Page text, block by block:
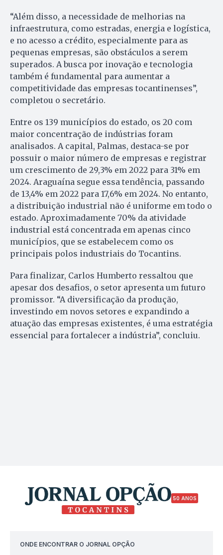
“Além disso, a necessidade de melhorias na
infraestrutura, como estradas, energia e logística,
e no acesso a crédito, especialmente para as
pequenas empresas, são obstáculos a serem
superados. A busca por inovação e tecnologia
também é fundamental para aumentar a
competitividade das empresas tocantinenses”,
completou o secretário.
Entre os 139 municípios do estado, os 20 com
maior concentração de indústrias foram
analisados. A capital, Palmas, destaca-se por
possuir o maior número de empresas e registrar
um crescimento de 29,3% em 2022 para 31% em
2024. Araguaína segue essa tendência, passando
de 13,4% em 2022 para 17,6% em 2024. No entanto,
a distribuição industrial não é uniforme em todo o
estado. Aproximadamente 70% da atividade
industrial está concentrada em apenas cinco
municípios, que se estabelecem como os
principais polos industriais do Tocantins.
Para finalizar, Carlos Humberto ressaltou que
apesar dos desafios, o setor apresenta um futuro
promissor. “A diversificação da produção,
investindo em novos setores e expandindo a
atuação das empresas existentes, é uma estratégia
essencial para fortalecer a indústria”, concluiu.
50 ANOS
ONDE ENCONTRAR O JORNAL OPÇÃO